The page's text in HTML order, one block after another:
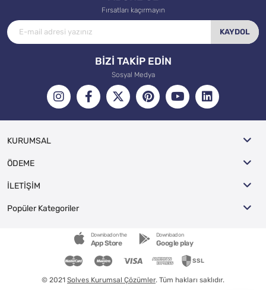
Fırsatları kaçırmayın
KAYDOL
BİZİ TAKİP EDİN
Sosyal Medya
KURUMSAL
ÖDEME
İLETİŞİM
Popüler Kategoriler
Download on the
App Store
Download on
Google play
© 2021 Solves Kurumsal Çözümler. Tüm hakları saklıdır.